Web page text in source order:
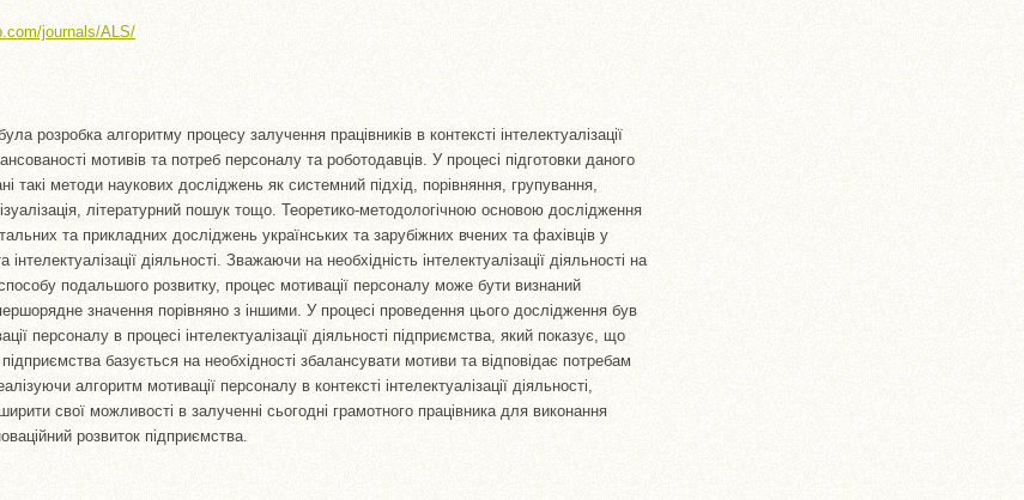
journals/ALS/
розробка алгоритму процесу залучення працівників в контексті інтелектуалізації
мотивів та потреб персоналу та роботодавців. У процесі підготовки даного
такі методи наукових досліджень як системний підхід, порівняння, групування,
літературний пошук тощо. Теоретико-методологічною основою дослідження
та прикладних досліджень українських та зарубіжних вчених та фахівців у
інтелектуалізації діяльності. Зважаючи на необхідність інтелектуалізації діяльності на
подальшого розвитку, процес мотивації персоналу може бути визнаний
значення порівняно з іншими. У процесі проведення цього дослідження був
персоналу в процесі інтелектуалізації діяльності підприємства, який показує, що
підприємства базується на необхідності збалансувати мотиви та відповідає потребам
алгоритм мотивації персоналу в контексті інтелектуалізації діяльності,
свої можливості в залученні сьогодні грамотного працівника для виконання
розвиток підприємства.